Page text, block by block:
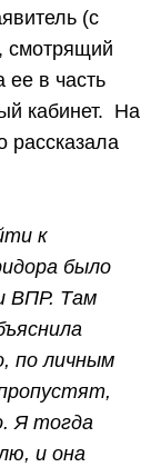
(с
смотрящий
ее в часть
кабинет. На
рассказала
к
было
ВПР. Там
по личным
Я тогда
и она